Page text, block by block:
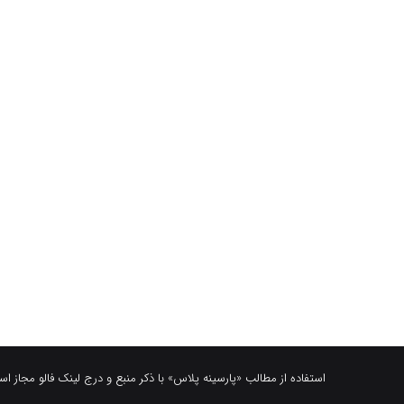
استفاده از مطالب «پارسینه پلاس» با ذکر منبع و درج لینک فالو مجاز